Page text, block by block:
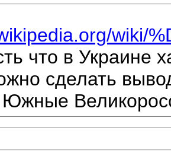
wiki/
что в Украине
сделать